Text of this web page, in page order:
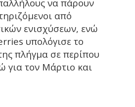
να πάρουν
από
ενισχύσεων, ενώ
υπολόγισε το
πλήγμα σε περίπου
για τον Μάρτιο και